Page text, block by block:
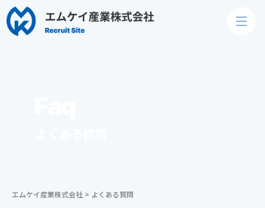
エムケイ産業株式会社 > よくある質問